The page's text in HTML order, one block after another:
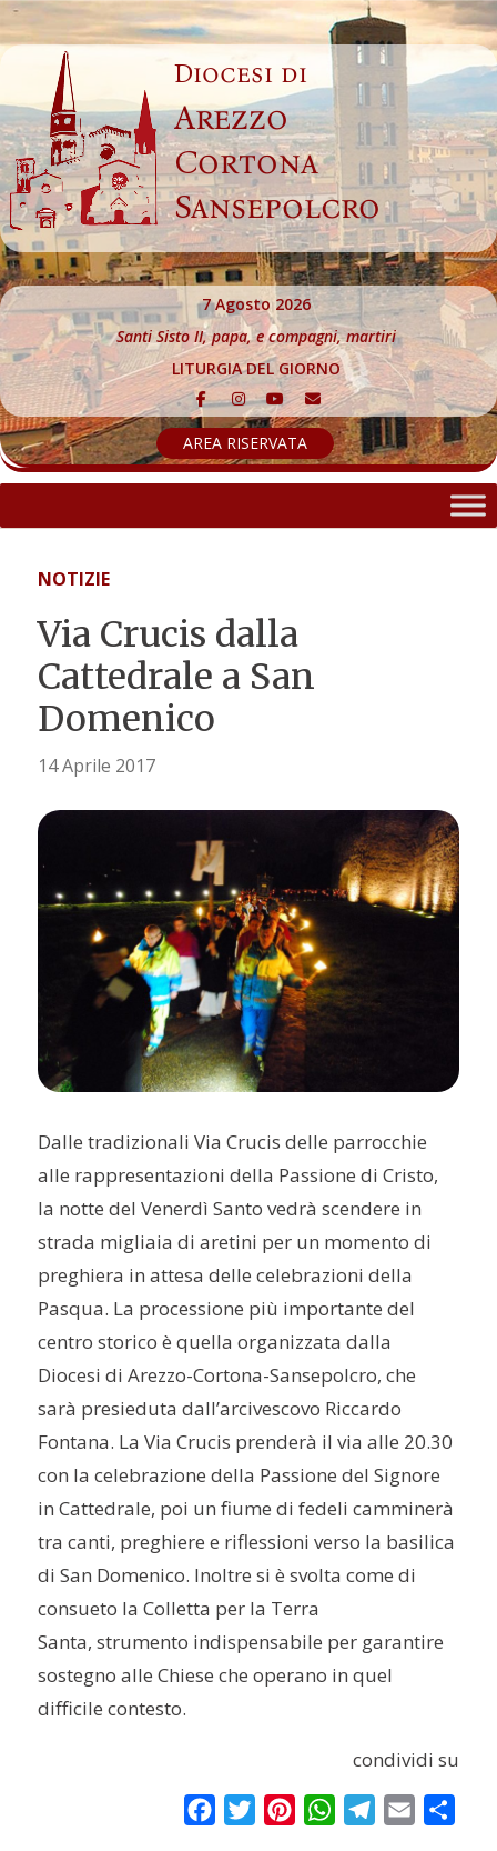
Skip
to
content
Diocesi di
Arezzo
Cortona
Sansepolcro
7 Agosto 2026
Santi Sisto II, papa, e compagni, martiri
LITURGIA DEL GIORNO
AREA RISERVATA
NOTIZIE
Via Crucis dalla
Cattedrale a San
Domenico
14 Aprile 2017
Dalle tradizionali Via Crucis delle parrocchie
alle rappresentazioni della Passione di Cristo,
la notte del Venerdì Santo vedrà scendere in
strada migliaia di aretini per un momento di
preghiera in attesa delle celebrazioni della
Pasqua. La processione più importante del
centro storico è quella organizzata dalla
Diocesi di Arezzo-Cortona-Sansepolcro, che
sarà presieduta dall’arcivescovo Riccardo
Fontana. La Via Crucis prenderà il via alle 20.30
con la celebrazione della Passione del Signore
in Cattedrale, poi un fiume di fedeli camminerà
tra canti, preghiere e riflessioni verso la basilica
di San Domenico. Inoltre si è svolta come di
consueto la Colletta per la Terra
Santa,strumento indispensabile per garantire
sostegno alle Chiese che operano in quel
difficile contesto.
condividi su
FacebookTwitterPinterestWhatsAppTelegram
Email